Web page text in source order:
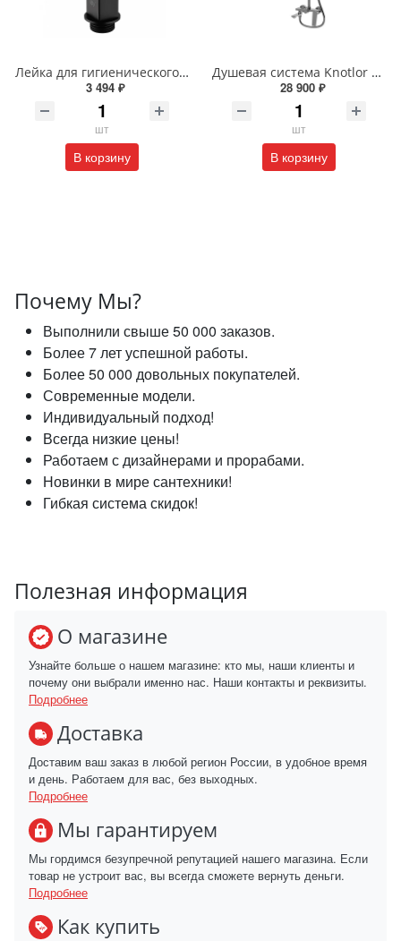
Лейка для гигиенического душа Wonzon & Woghand WW-88PQ02-MB черная матовая
3 494 ₽
шт
В корзину
Душевая система Knotlor MUSE KN-62/GM вороненая сталь
28 900 ₽
шт
В корзину
Почему Мы?
Выполнили свыше 50 000 заказов.
Более 7 лет успешной работы.
Более 50 000 довольных покупателей.
Современные модели.
Индивидуальный подход!
Всегда низкие цены!
Работаем с дизайнерами и прорабами.
Новинки в мире сантехники!
Гибкая система скидок!
Полезная информация
О магазине
Узнайте больше о нашем магазине: кто мы, наши клиенты и
почему они выбрали именно нас. Наши контакты и реквизиты.
Подробнее
Доставка
Доставим ваш заказ в любой регион России, в удобное время
и день. Работаем для вас, без выходных.
Подробнее
Мы гарантируем
Мы гордимся безупречной репутацией нашего магазина. Если
товар не устроит вас, вы всегда сможете вернуть деньги.
Подробнее
Как купить